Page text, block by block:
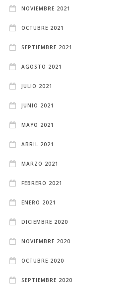
NOVIEMBRE 2021
OCTUBRE 2021
SEPTIEMBRE 2021
AGOSTO 2021
JULIO 2021
JUNIO 2021
MAYO 2021
ABRIL 2021
MARZO 2021
FEBRERO 2021
ENERO 2021
DICIEMBRE 2020
NOVIEMBRE 2020
OCTUBRE 2020
SEPTIEMBRE 2020